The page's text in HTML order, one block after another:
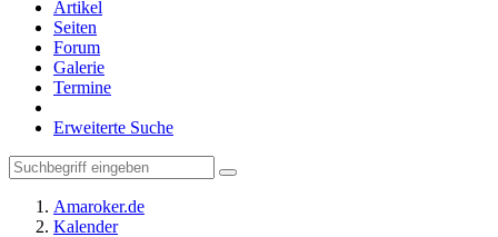
Artikel
Seiten
Forum
Galerie
Termine
Erweiterte Suche
Amaroker.de
Kalender